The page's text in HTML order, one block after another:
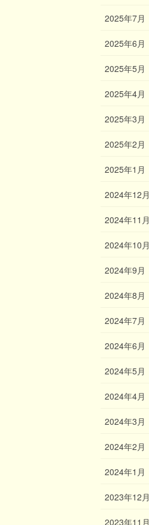
2025年7月
2025年6月
2025年5月
2025年4月
2025年3月
2025年2月
2025年1月
2024年12月
2024年11月
2024年10月
2024年9月
2024年8月
2024年7月
2024年6月
2024年5月
2024年4月
2024年3月
2024年2月
2024年1月
2023年12月
2023年11月